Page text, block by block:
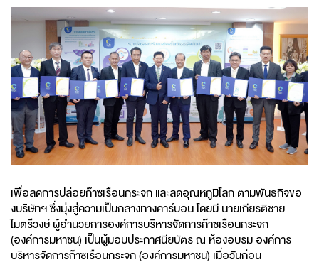
เพื่อลดการปล่อยก๊าซเรือนกระจก และลดอุณหภูมิโลก ตามพันธกิจขอ
งบริษัทฯ ซึ่งมุ่งสู่ความเป็นกลางทางคาร์บอน โดยมี นายเกียรติชาย
ไมตรีวงษ์ ผู้อำนวยการองค์การบริหารจัดการก๊าซเรือนกระจก
(องค์การมหาชน) เป็นผู้มอบประกาศนียบัตร ณ ห้องอบรม องค์การ
บริหารจัดการก๊าซเรือนกระจก (องค์การมหาชน) เมื่อวันก่อน